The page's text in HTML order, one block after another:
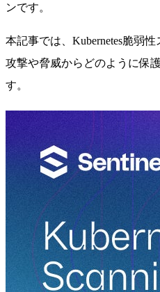
ンです。
本記事では、Kubernetes脆弱
攻撃や脅威からどのように保
す。